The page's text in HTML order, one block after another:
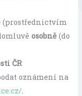
(prostřednictvím
osobně (do
ČR
oznámení na